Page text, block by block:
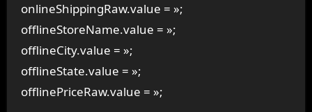
onlineShippingRaw.value = »;
offlineStoreName.value = »;
offlineCity.value = »;
offlineState.value = »;
offlinePriceRaw.value = »;